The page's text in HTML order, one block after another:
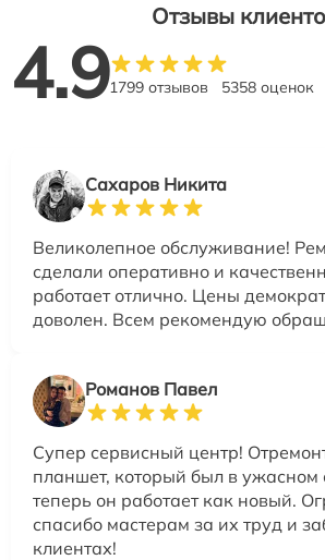
Отзывы
4.91799 отзывов 5358 оценок
Сахаров Никита
Великолепное обслуживание!
сделали оперативно и
работает отлично. Цены
доволен. Всем рекомендую
Романов Павел
Супер сервисный центр!
планшет, который был в ужасном
теперь он работает как новый.
спасибо мастерам за их труд и
клиентах!